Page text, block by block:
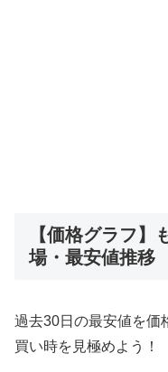
【価格グラフ】
場・最安値推移
過去30日の最安値を価
買い時を見極めよう！